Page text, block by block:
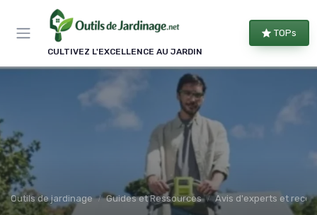
CULTIVEZ L'EXCELLENCE AU JARDIN
TOPs
Outils de jardinage Guides et Ressources Avis d'experts et
Panneau de gestion des cookies